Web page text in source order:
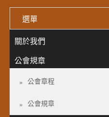
選單
關於我們
公會規章
公會章程
公會規章